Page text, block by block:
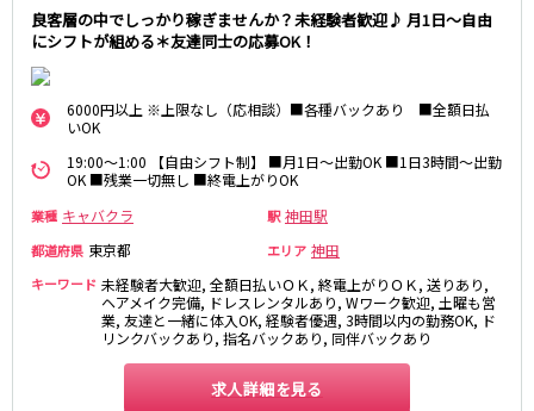
良客層の中でしっかり稼ぎませんか？未経験者歓迎♪ 月1日～自由
にシフトが組める＊友達同士の応募OK！
6000円以上 ※上限なし（応相談）■各種バックあり ■全額日払
いOK
19:00～1:00 【自由シフト制】 ■月1日～出勤OK ■1日3時間～出勤
OK ■残業一切無し ■終電上がりOK
業種 キャバクラ 駅 神田駅
都道府県 東京都 エリア 神田
キーワード 未経験者大歓迎, 全額日払いＯＫ, 終電上がりＯＫ, 送りあり,
ヘアメイク完備, ドレスレンタルあり, Wワーク歓迎, 土曜も営
業, 友達と一緒に体入OK, 経験者優遇, 3時間以内の勤務OK, ド
リンクバックあり, 指名バックあり, 同伴バックあり
求人詳細を見る
高田馬場駅
航空公園駅
新井薬師前駅
JR根岸線
桜木町駅
大船駅
池袋駅
練馬駅
所沢駅
ひばりヶ丘駅
東久留米駅
秋津駅
桜台駅
大泉学園駅